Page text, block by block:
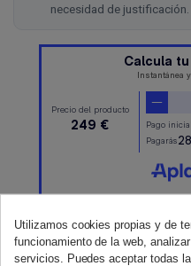
necesidad de justificación.
Utilizamos cookies propias y de
funcionamiento de la web,
servicios. Puedes aceptar todas